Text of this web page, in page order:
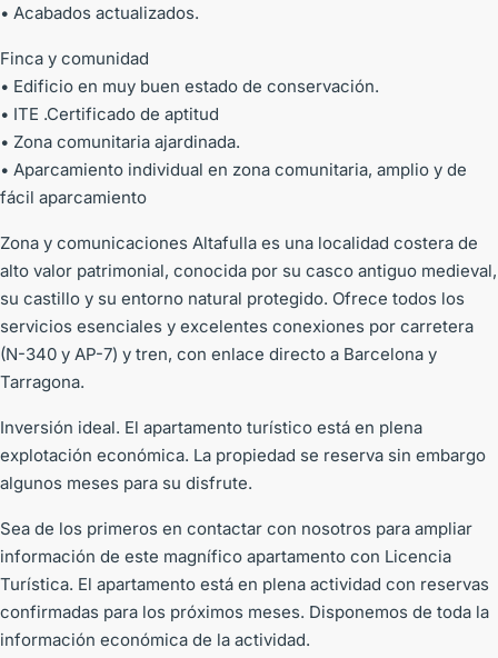
• Acabados actualizados.
Finca y comunidad
• Edificio en muy buen estado de conservación.
• ITE .Certificado de aptitud
• Zona comunitaria ajardinada.
• Aparcamiento individual en zona comunitaria, amplio y de
fácil aparcamiento
Zona y comunicaciones Altafulla es una localidad costera de
alto valor patrimonial, conocida por su casco antiguo medieval,
su castillo y su entorno natural protegido. Ofrece todos los
servicios esenciales y excelentes conexiones por carretera
(N-340 y AP-7) y tren, con enlace directo a Barcelona y
Tarragona.
Inversión ideal. El apartamento turístico está en plena
explotación económica. La propiedad se reserva sin embargo
algunos meses para su disfrute.
Sea de los primeros en contactar con nosotros para ampliar
información de este magnífico apartamento con Licencia
Turística. El apartamento está en plena actividad con reservas
confirmadas para los próximos meses. Disponemos de toda la
información económica de la actividad.